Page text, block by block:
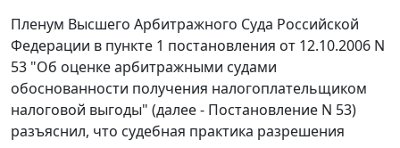
Пленум Высшего Арбитражного Суда Российской
Федерации в пункте 1 постановления от 12.10.2006 N
53 "Об оценке арбитражными судами
обоснованности получения налогоплательщиком
налоговой выгоды" (далее - Постановление N 53)
разъяснил, что судебная практика разрешения